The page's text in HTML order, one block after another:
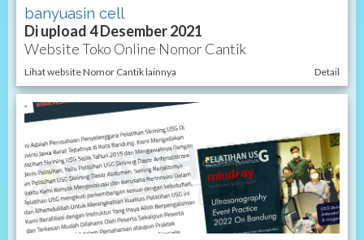
banyuasin cell
Di upload 4 Desember 2021
Website Toko Online Nomor Cantik
Lihat website Nomor Cantik lainnya Detail